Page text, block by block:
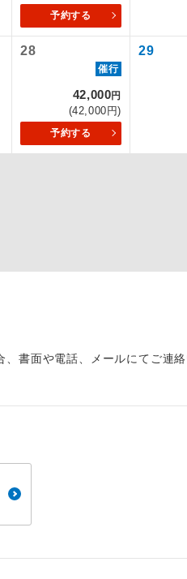
予約する
28
催行
42,000円
(42,000円)
予約する
29
書面や電話、メールにてご連絡
配はいりませ